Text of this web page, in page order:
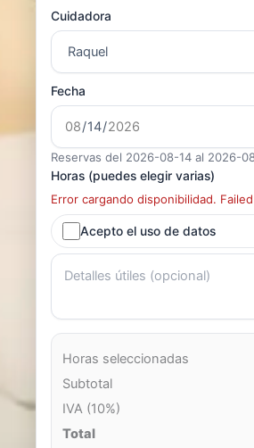
Cuidadora
Fecha
Reservas del 2026-08-14 al 2026-
Horas (puedes elegir varias)
Error cargando disponibilidad.
Acepto el uso de datos
Horas seleccionadas
Subtotal
IVA (10%)
Total